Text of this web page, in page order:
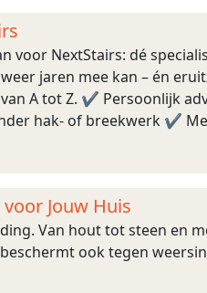
voor NextStairs: dé
jaren mee kan – én
A tot Z. ✔ Persoonlijk
hak- of breekwerk ✔
Jouw Huis
Van hout tot steen en
ook tegen